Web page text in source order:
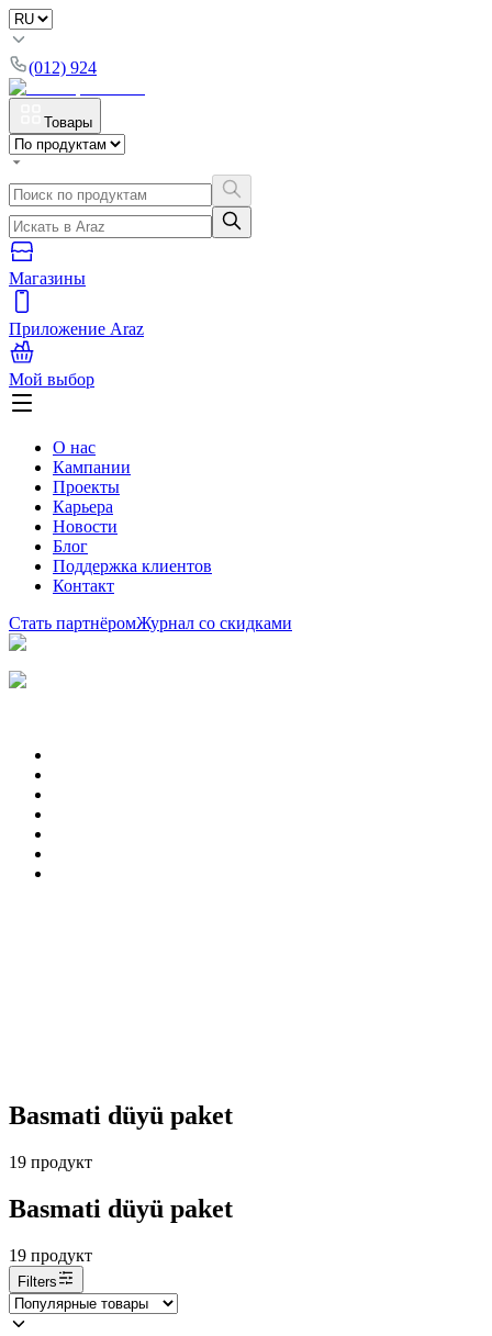
(012) 924
Товары
Магазины
Приложение Araz
Мой выбор
О нас
Кампании
Проекты
Карьера
Новости
Блог
Поддержка клиентов
Контакт
Стать партнёромЖурнал со скидками
Basmati düyü paket
19 продукт
Basmati düyü paket
19 продукт
Filters